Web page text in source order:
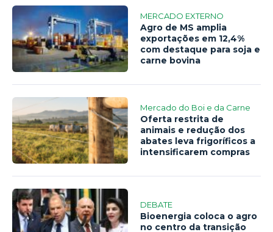
MERCADO EXTERNO
Agro de MS amplia
exportações em 12,4%
com destaque para soja e
carne bovina
Mercado do Boi e da Carne
Oferta restrita de
animais e redução dos
abates leva frigoríficos a
intensificarem compras
DEBATE
Bioenergia coloca o agro
no centro da transição